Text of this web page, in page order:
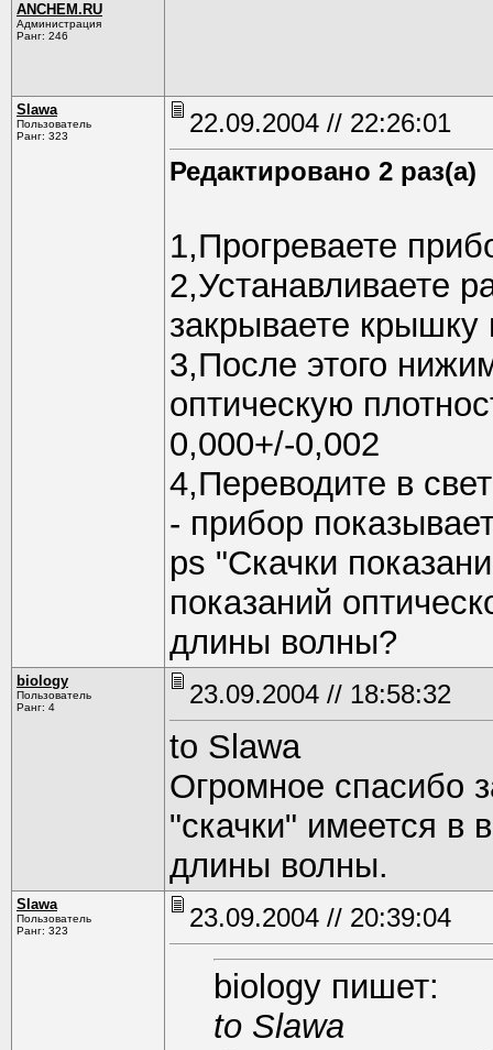
ANCHEM.RU
Администрация
Ранг: 246
Slawa
Пользователь
Ранг: 323
22.09.2004 // 22:26:01
Редактировано 2 раз(а)
1,Прогреваете
2,Устанавливаете
закрываете
3,После этого
оптическую
0,000+/-0,002
4,Переводите в
- прибор
ps "Скачки
показаний
длины волны?
biology
Пользователь
Ранг: 4
23.09.2004 // 18:58:32
to Slawa
Огромное спасибо
"скачки" имеется в
длины волны.
Slawa
Пользователь
Ранг: 323
23.09.2004 // 20:39:04
biology пишет:
to Slawa